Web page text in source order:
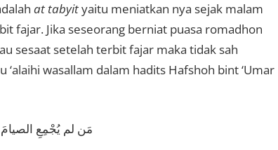
at tabyityaitu meniatkan nya sejak malam
fajar. Jika seseorang berniat puasa romadhon
sesaat setelah terbit fajar maka tidak sah
wasallam dalam hadits Hafshoh bint ‘Umar
مَن لم يُجْمِعِ الصيامَ